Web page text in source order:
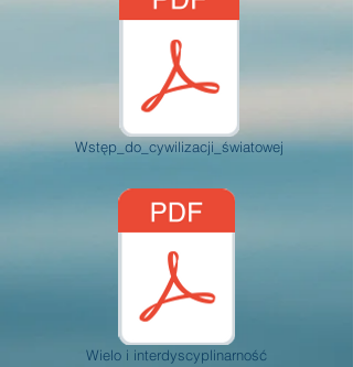
Wstęp_do_cywilizacji_światowej
Wielo i interdyscyplinarność